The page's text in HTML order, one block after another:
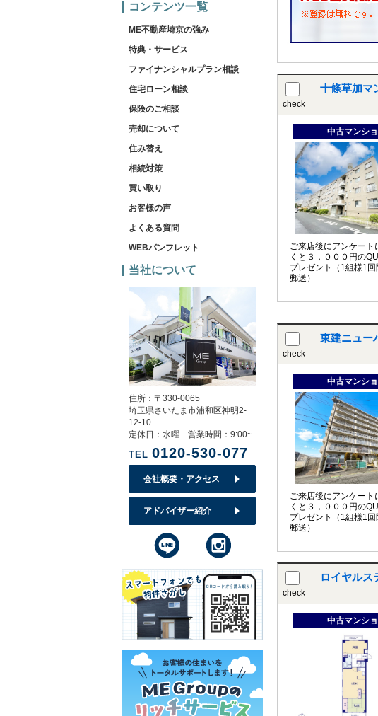
check
十條草加マ
中古マンシ
ご来店後にアンケート
くと３，０００円の
プレゼント（1組様1回
郵送）
check
東建ニュー
中古マンシ
ご来店後にアンケート
くと３，０００円の
プレゼント（1組様1回
郵送）
check
ロイヤルス
中古マンシ
コンテンツ一覧
ME不動産埼京の強み
特典・サービス
ファイナンシャルプラン相談
住宅ローン相談
保険のご相談
売却について
住み替え
相続対策
買い取り
お客様の声
よくある質問
WEBパンフレット
当社について
住所：〒330-0065
埼玉県さいたま市浦和区神明2-
12-10
定休日：水曜 営業時間：9:00~
TEL 0120-530-077
会社概要・アクセス
アドバイザー紹介